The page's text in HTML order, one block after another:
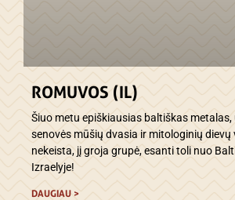
ROMUVOS (IL)
Šiuo metu epiškiausias baltiškas
senovės mūšių dvasia ir mitologinių dievų
nekeista, jį groja grupė, esanti toli nuo
Izraelyje!
DAUGIAU >